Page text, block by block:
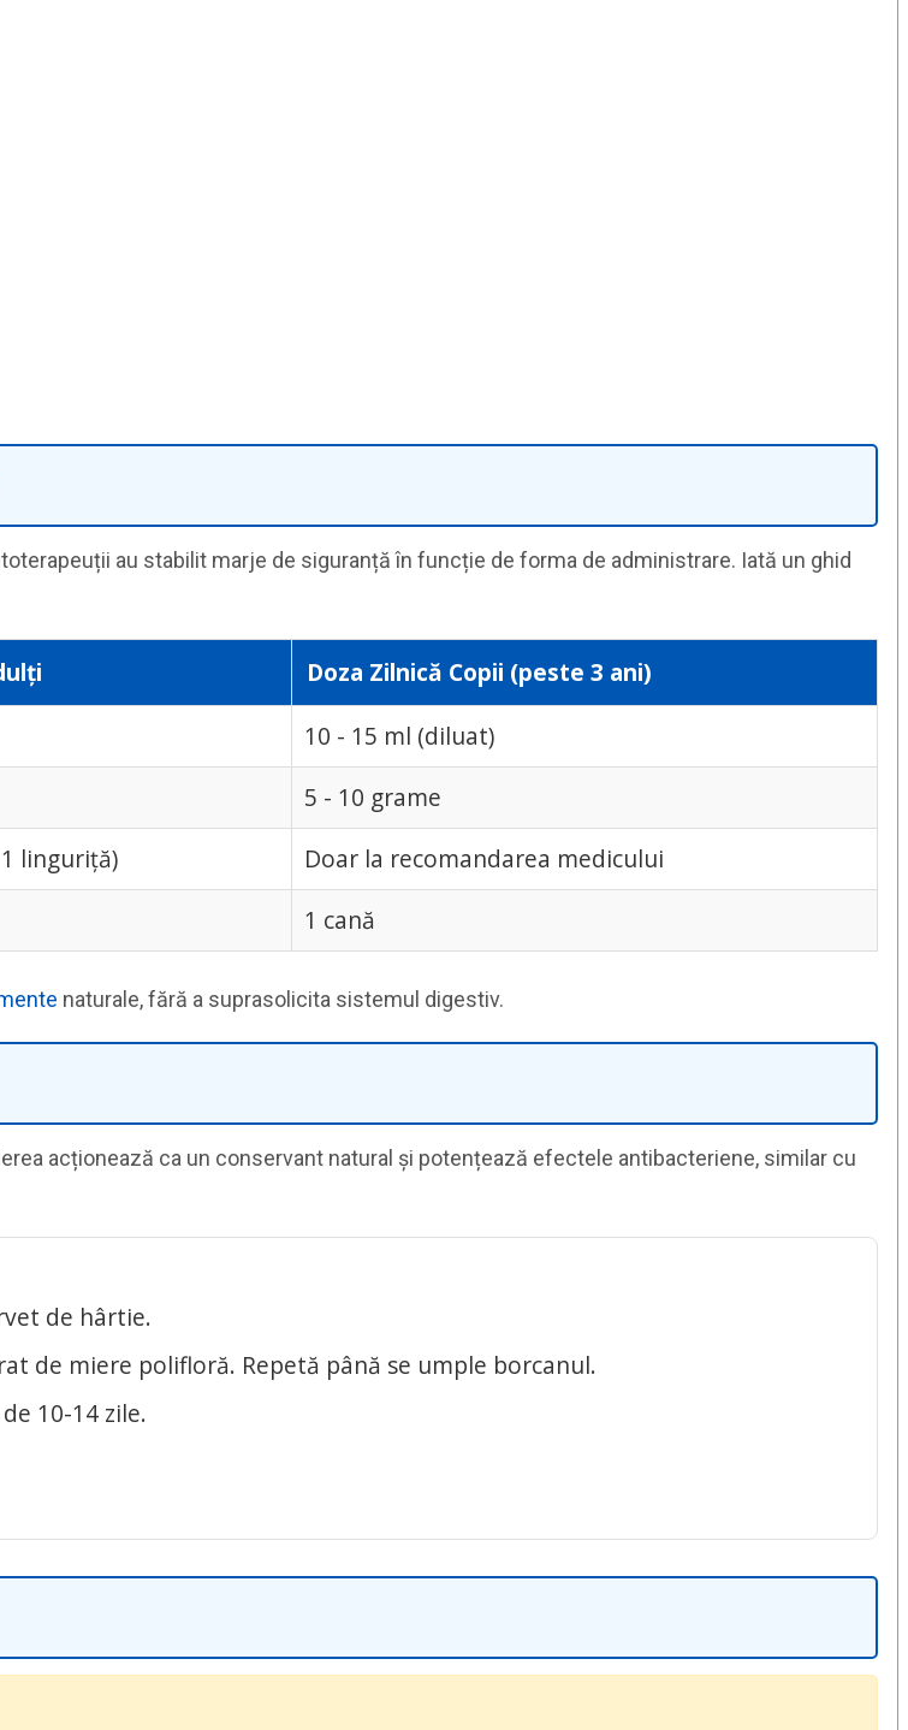
au stabilit marje de siguranță în funcție de forma de administrare. Iată un ghid
Doza Zilnică Copii (peste 3 ani)
10 - 15 ml (diluat)
5 - 10 grame
linguriță)
Doar la recomandarea medicului
1 cană
naturale, fără a suprasolicita sistemul digestiv.
acționează ca un conservant natural și potențează efectele antibacteriene, similar cu
de hârtie.
de miere polifloră. Repetă până se umple borcanul.
10-14 zile.